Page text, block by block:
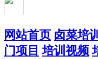
网站首页 卤菜培训
门项目 培训视频